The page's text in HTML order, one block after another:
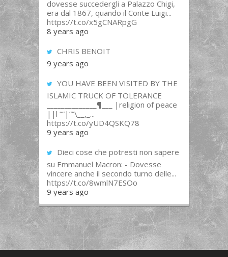
dovesse succedergli a Palazzo Chigi,
era dal 1867, quando il Conte Luigi...
https://t.co/x5gCNARpgG
8 years ago
CHRIS BENOIT
9 years ago
YOU HAVE BEEN VISITED BY THE
ISLAMIC TRUCK OF TOLERANCE
______________¶___ |religion of peace
||l “”|””\__,_...
https://t.co/yUD4QSKQ78
9 years ago
Dieci cose che potresti non sapere
su Emmanuel Macron: - Dovesse
vincere anche il secondo turno delle...
https://t.co/8wmlN7ESOo
9 years ago